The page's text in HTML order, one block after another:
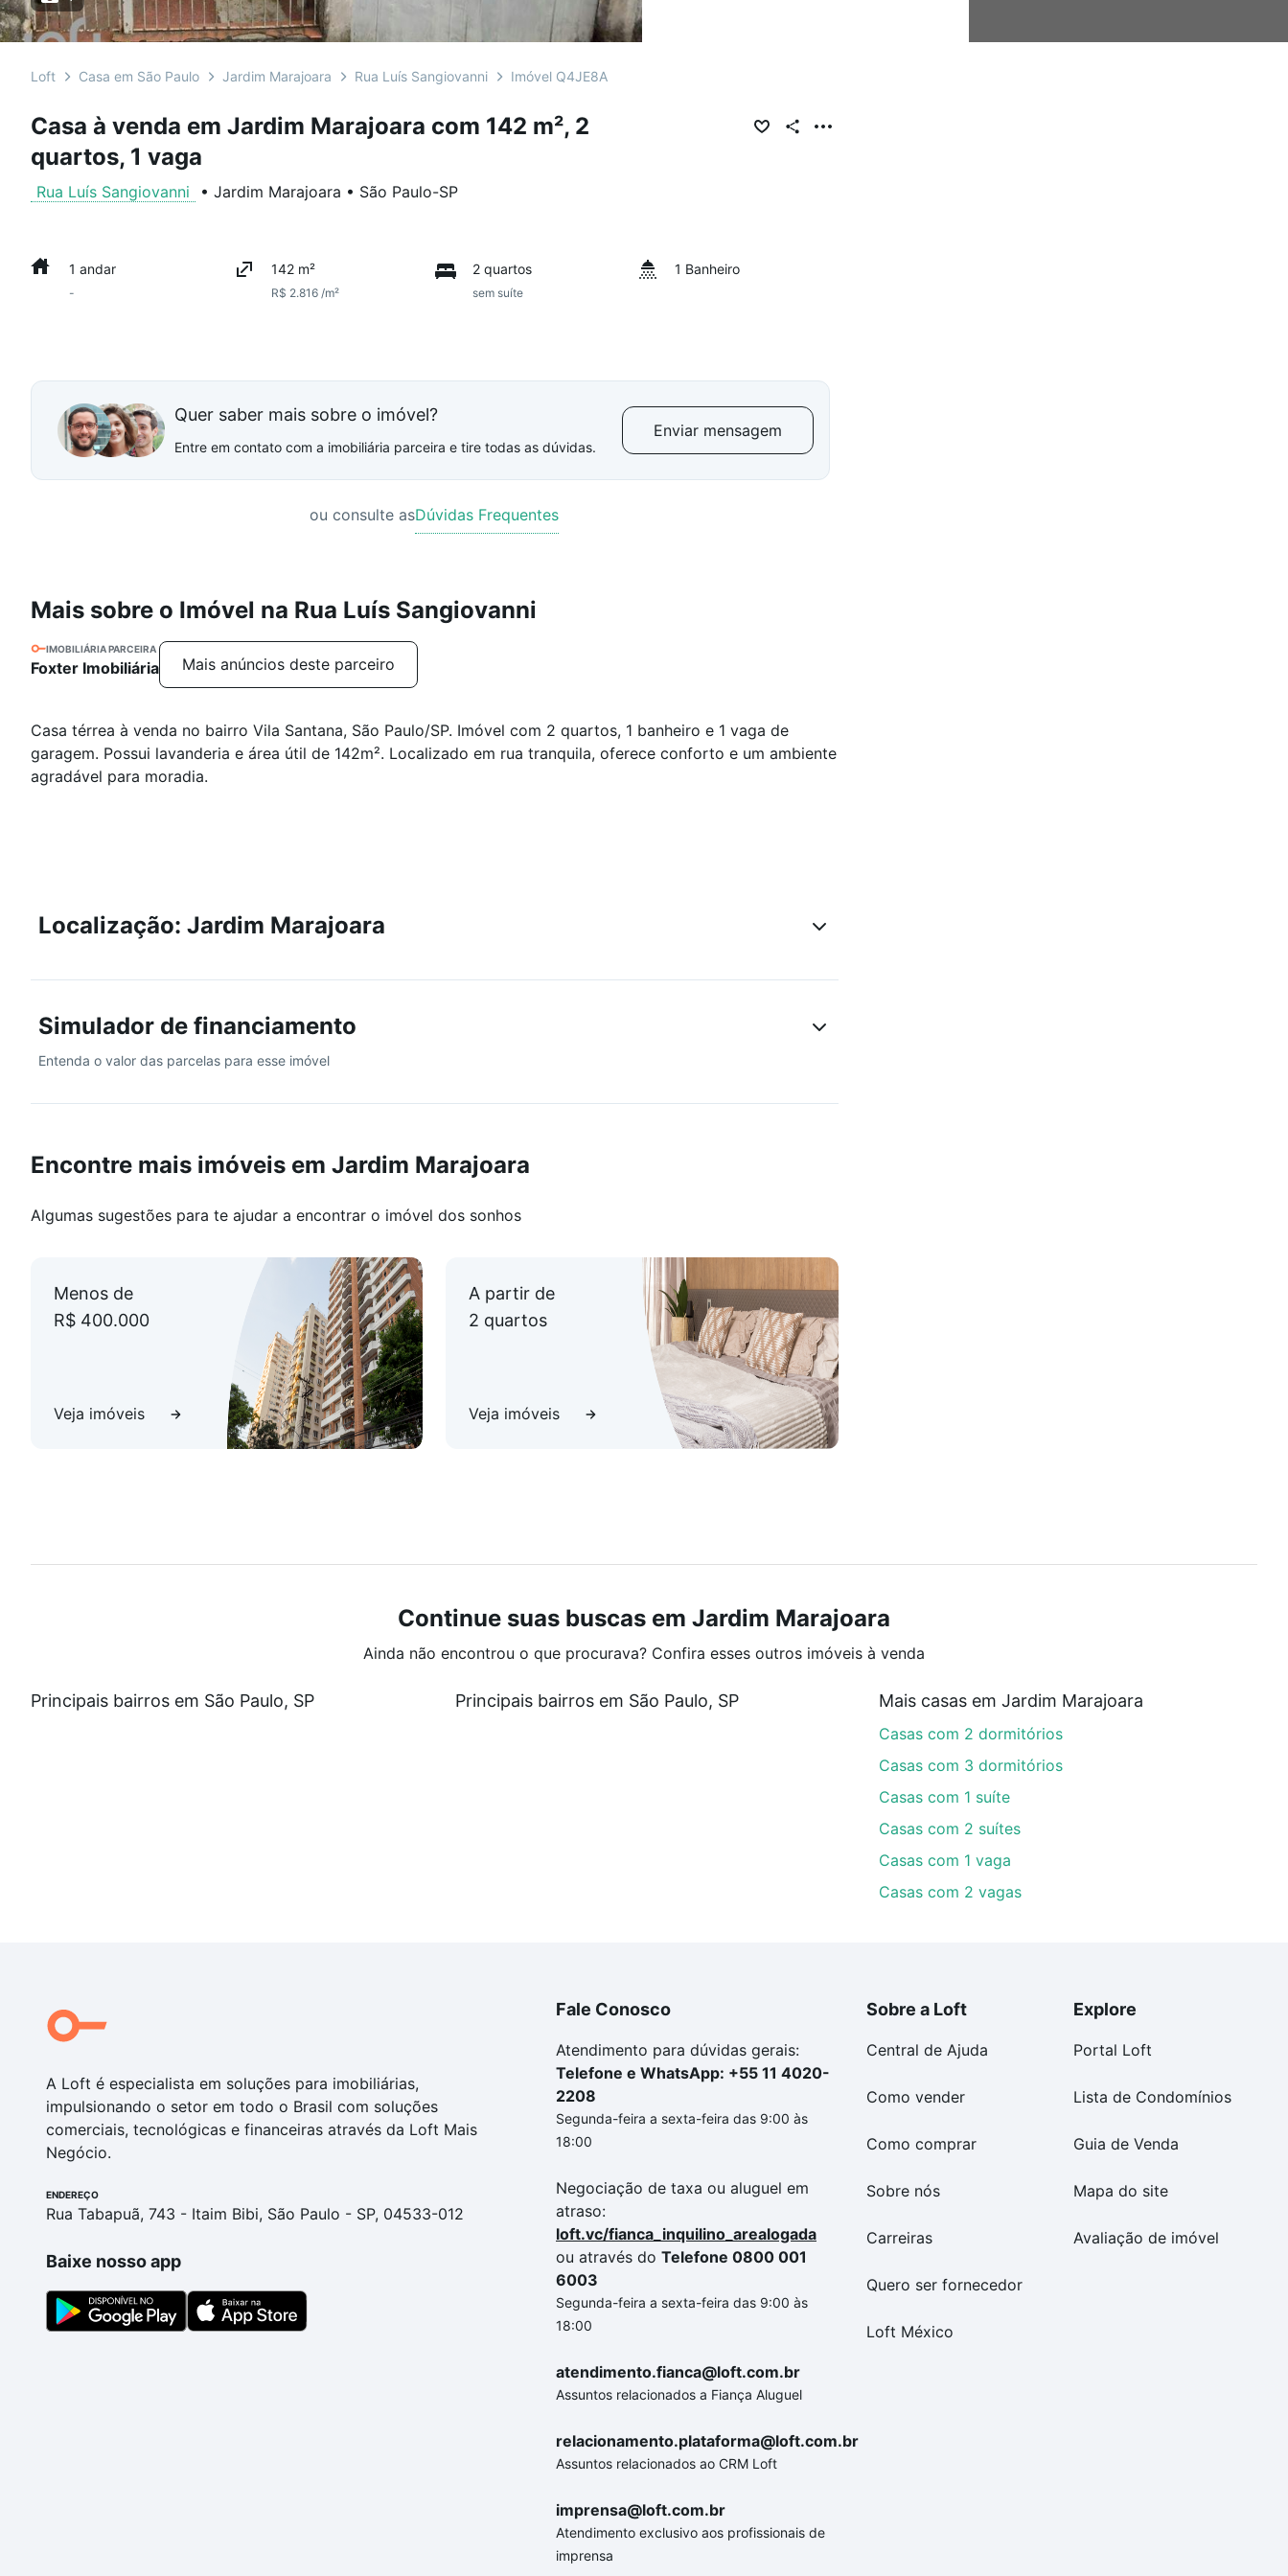
Loft Casa em São Paulo Jardim Marajoara Rua Luís Sangiovanni Imóvel Q4JE8A
Casa à venda em Jardim Marajoara com 142 m², 2
quartos, 1 vaga
Rua Luís Sangiovanni • Jardim Marajoara • São Paulo-SP
1 andar
-
142 m²
R$ 2.816 /m²
2 quartos
sem suíte
1 Banheiro
Quer saber mais sobre o imóvel?
Entre em contato com a imobiliária parceira e tire todas as dúvidas.
Enviar mensagem
ou consulte asDúvidas Frequentes
Mais sobre o Imóvel na Rua Luís Sangiovanni
IMOBILIÁRIA PARCEIRA
Foxter Imobiliária Mais anúncios deste parceiro
Casa térrea à venda no bairro Vila Santana, São Paulo/SP. Imóvel com 2 quartos, 1 banheiro e 1 vaga de
garagem. Possui lavanderia e área útil de 142m². Localizado em rua tranquila, oferece conforto e um ambiente
agradável para moradia.
Localização: Jardim Marajoara
Simulador de financiamento
Entenda o valor das parcelas para esse imóvel
Encontre mais imóveis em Jardim Marajoara
Algumas sugestões para te ajudar a encontrar o imóvel dos sonhos
Menos de
R$ 400.000
Veja imóveis
A partir de
2 quartos
Veja imóveis
Continue suas buscas em Jardim Marajoara
Ainda não encontrou o que procurava? Confira esses outros imóveis à venda
Principais bairros em São Paulo, SP Principais bairros em São Paulo, SP Mais casas em Jardim Marajoara
Casas com 2 dormitórios
Casas com 3 dormitórios
Casas com 1 suíte
Casas com 2 suítes
Casas com 1 vaga
Casas com 2 vagas
A Loft é especialista em soluções para imobiliárias,
impulsionando o setor em todo o Brasil com soluções
comerciais, tecnológicas e financeiras através da Loft Mais
Negócio.
ENDEREÇO
Rua Tabapuã, 743 - Itaim Bibi, São Paulo - SP, 04533-012
Baixe nosso app
Fale Conosco
Atendimento para dúvidas gerais:
Telefone e WhatsApp: +55 11 4020-
2208
Segunda-feira a sexta-feira das 9:00 às
18:00
Negociação de taxa ou aluguel em
atraso:
loft.vc/fianca_inquilino_arealogada
ou através do Telefone 0800 001
6003
Segunda-feira a sexta-feira das 9:00 às
18:00
atendimento.fianca@loft.com.br
Assuntos relacionados a Fiança Aluguel
relacionamento.plataforma@loft.com.br
Assuntos relacionados ao CRM Loft
imprensa@loft.com.br
Atendimento exclusivo aos profissionais de
imprensa
Sobre a Loft
Central de Ajuda
Como vender
Como comprar
Sobre nós
Carreiras
Quero ser fornecedor
Loft México
Explore
Portal Loft
Lista de Condomínios
Guia de Venda
Mapa do site
Avaliação de imóvel